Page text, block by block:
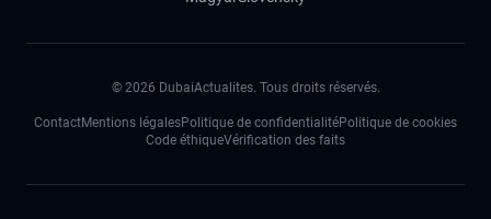
© 2026 DubaiActualites. Tous droits réservés.
ContactMentions légalesPolitique de confidentialitéPolitique de cookies
Code éthiqueVérification des faits